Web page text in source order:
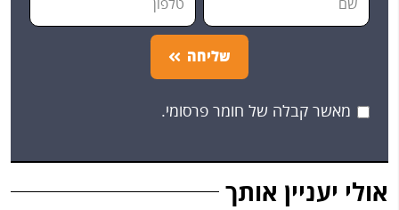
שליחה
מאשר קבלה של חומר פרסומי.
אולי יעניין אותך